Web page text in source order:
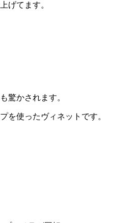
げてます。
驚かされます。
を使ったヴィネットです。